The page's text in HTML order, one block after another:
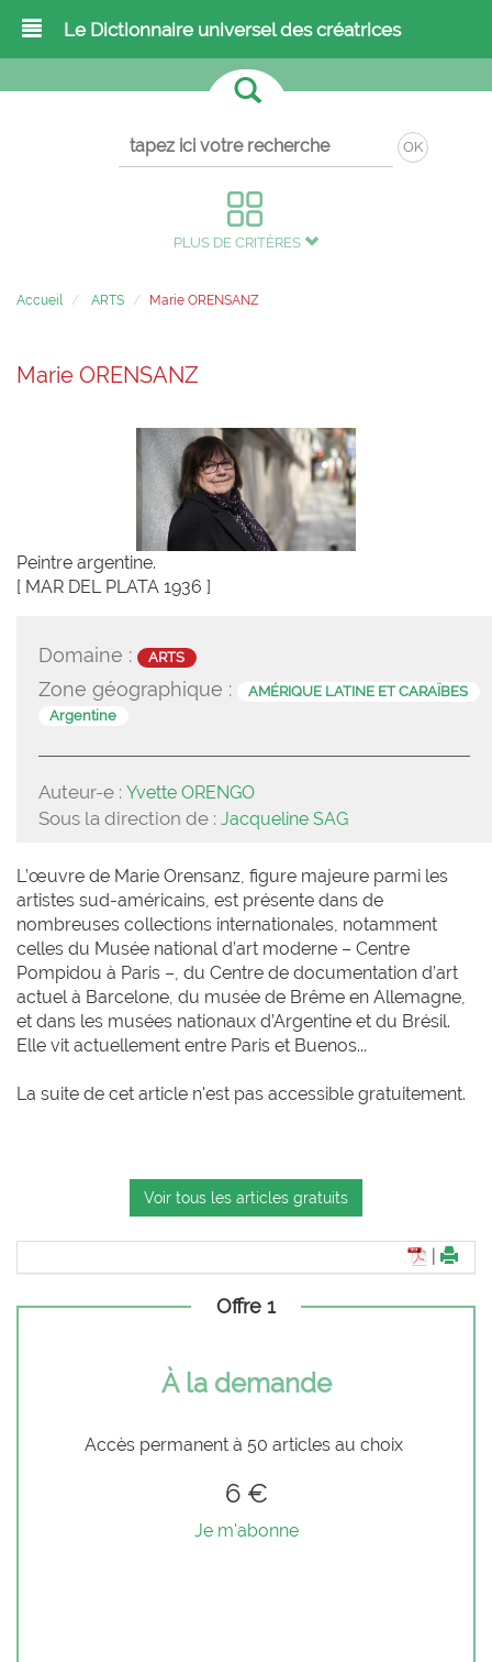
Le Dictionnaire universel des créatrices
OK
PLUS DE CRITÈRES
Accueil ARTS Marie ORENSANZ
Marie ORENSANZ
Peintre argentine.
[ MAR DEL PLATA 1936 ]
Domaine : ARTS
Zone géographique :
AMÉRIQUE LATINE ET CARAÏBES
Argentine
Auteur-e : Yvette ORENGO
Sous la direction de : Jacqueline SAG
L’œuvre de Marie Orensanz, figure majeure parmi les
artistes sud-américains, est présente dans de
nombreuses collections internationales, notamment
celles du Musée national d’art moderne – Centre
Pompidou à Paris –, du Centre de documentation d’art
actuel à Barcelone, du musée de Brême en Allemagne,
et dans les musées nationaux d’Argentine et du Brésil.
Elle vit actuellement entre Paris et Buenos...
La suite de cet article n'est pas accessible gratuitement.
Voir tous les articles gratuits
Offre 1
À la demande
Accès permanent à 50 articles au choix
6 €
Je m'abonne